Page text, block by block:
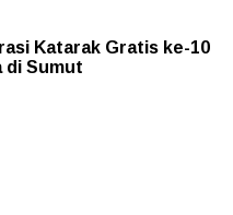
Katarak Gratis ke-10
di Sumut